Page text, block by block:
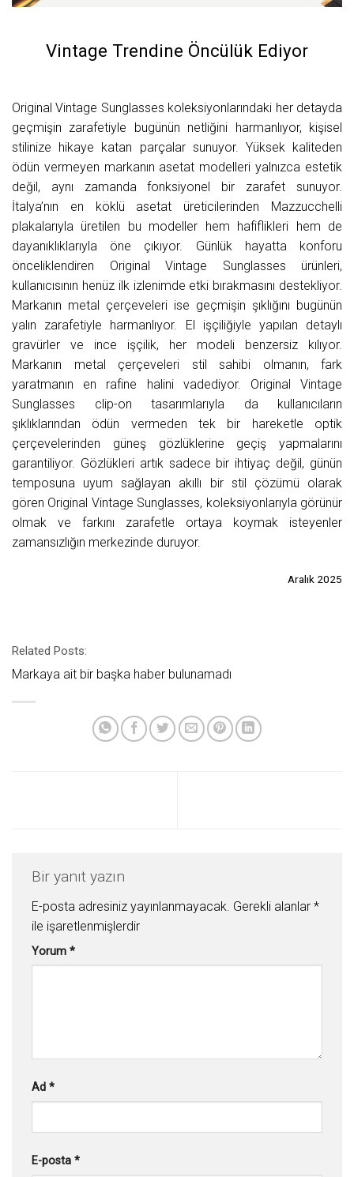
Vintage Trendine Öncülük Ediyor
Original Vintage Sunglasses koleksiyonlarındaki her detayda
geçmişin zarafetiyle bugünün netliğini harmanlıyor, kişisel
stilinize hikaye katan parçalar sunuyor. Yüksek kaliteden
ödün vermeyen markanın asetat modelleri yalnızca estetik
değil, aynı zamanda fonksiyonel bir zarafet sunuyor.
İtalya’nın en köklü asetat üreticilerinden Mazzucchelli
plakalarıyla üretilen bu modeller hem hafiflikleri hem de
dayanıklıklarıyla öne çıkıyor. Günlük hayatta konforu
önceliklendiren Original Vintage Sunglasses ürünleri,
kullanıcısının henüz ilk izlenimde etki bırakmasını destekliyor.
Markanın metal çerçeveleri ise geçmişin şıklığını bugünün
yalın zarafetiyle harmanlıyor. El işçiliğiyle yapılan detaylı
gravürler ve ince işçilik, her modeli benzersiz kılıyor.
Markanın metal çerçeveleri stil sahibi olmanın, fark
yaratmanın en rafine halini vadediyor. Original Vintage
Sunglasses clip-on tasarımlarıyla da kullanıcıların
şıklıklarından ödün vermeden tek bir hareketle optik
çerçevelerinden güneş gözlüklerine geçiş yapmalarını
garantiliyor. Gözlükleri artık sadece bir ihtiyaç değil, günün
temposuna uyum sağlayan akıllı bir stil çözümü olarak
gören Original Vintage Sunglasses, koleksiyonlarıyla görünür
olmak ve farkını zarafetle ortaya koymak isteyenler
zamansızlığın merkezinde duruyor.
Aralık 2025
Related Posts:
Markaya ait bir başka haber bulunamadı
Bir yanıt yazın
E-posta adresiniz yayınlanmayacak. Gerekli alanlar *
ile işaretlenmişlerdir
Yorum *
Ad *
E-posta *